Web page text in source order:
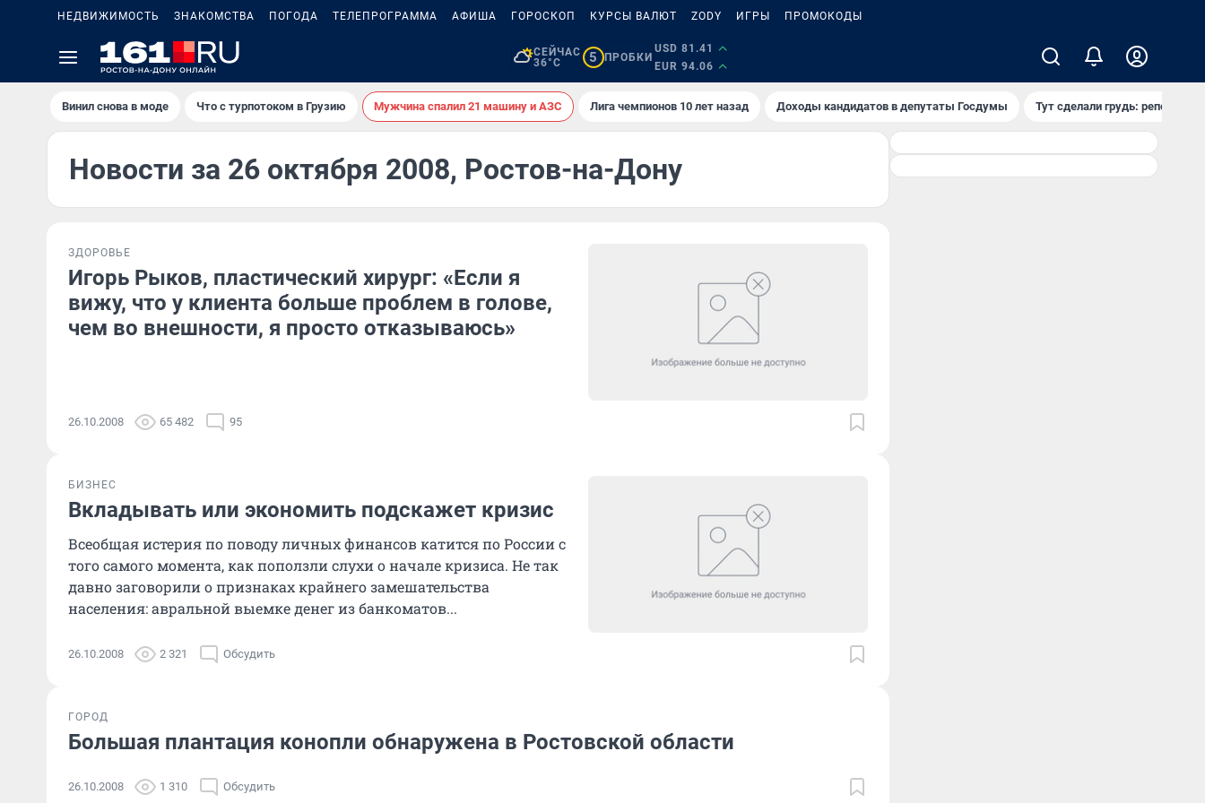
НЕДВИЖИМОСТЬ ЗНАКОМСТВА ПОГОДА ТЕЛЕПРОГРАММА АФИША ГОРОСКОП КУРСЫ ВАЛЮТ ZODY ИГРЫ ПРОМОКОДЫ
СЕЙЧАС
36°C
5 ПРОБКИ
USD 81.41
EUR 94.06
Винил снова в моде Что с турпотоком в Грузию Мужчина спалил 21 машину и АЗС Лига чемпионов 10 лет назад Доходы кандидатов в депутаты Госдумы Тут сделали грудь: репортаж
Новости за 26 октября 2008, Ростов-на-Дону
ЗДОРОВЬЕ
Игорь Рыков, пластический хирург: «Если я
вижу, что у клиента больше проблем в голове,
чем во внешности, я просто отказываюсь»
26.10.2008 65 482 95
БИЗНЕС
Вкладывать или экономить подскажет кризис
Всеобщая истерия по поводу личных финансов катится по России с
того самого момента, как поползли слухи о начале кризиса. Не так
давно заговорили о признаках крайнего замешательства
населения: авральной выемке денег из банкоматов...
26.10.2008 2 321 Обсудить
ГОРОД
Большая плантация конопли обнаружена в Ростовской области
26.10.2008 1 310 Обсудить